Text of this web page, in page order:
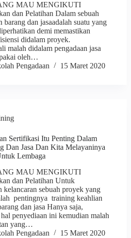
MAU MENGIKUTI
dan Pelatihan Dalam sebuah
barang dan jasaadalah suatu yang
demi memastikan
didalam proyek.
malah didalam pengadaan jasa
oleh…
Pengadaan
15 Maret 2020
Sertifikasi Itu Penting Dalam
Dan Jasa Dan Kita Melayaninya
Lembaga
MAU MENGIKUTI
dan Pelatihan Untuk
kelancaran sebuah proyek yang
pentingnya training keahlian
dan jasa Hanya saja,
penyediaan ini kemudian malah
yang…
Pengadaan
15 Maret 2020